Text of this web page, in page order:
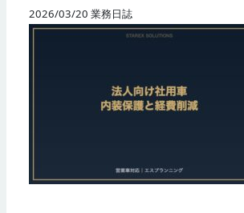
2026/03/20 業務日誌